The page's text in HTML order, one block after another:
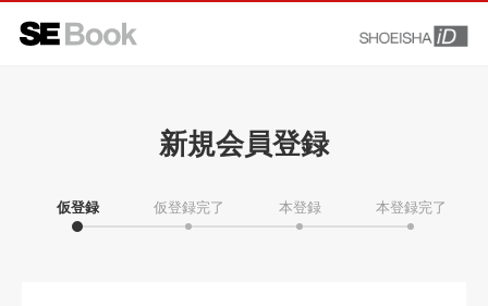
新規会員登録
仮登録 仮登録完了 本登録 本登録完了